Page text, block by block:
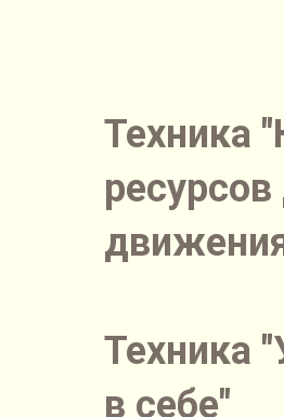
Техника
Техника
в себе"